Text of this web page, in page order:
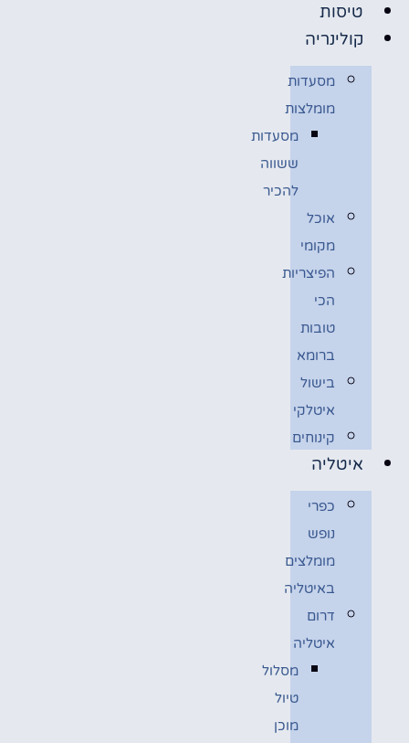
טיסות
קולינריה
מסעדות
מומלצות
מסעדות
ששווה
להכיר
אוכל
מקומי
הפיצריות
הכי
טובות
ברומא
בישול
איטלקי
קינוחים
איטליה
כפרי
נופש
מומלצים
באיטליה
דרום
איטליה
מסלול
טיול
מוכן